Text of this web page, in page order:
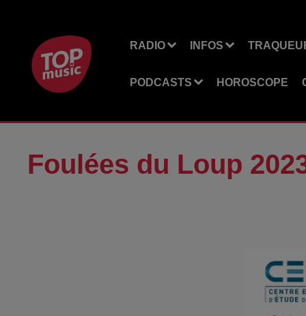
RADIO INFOS
PODCASTS HOROSCOPE
Foulées du Loup